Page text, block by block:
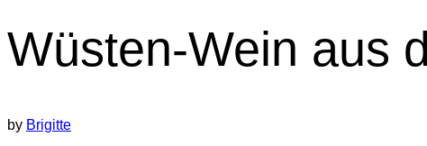
Wüsten-Wein aus
by Brigitte